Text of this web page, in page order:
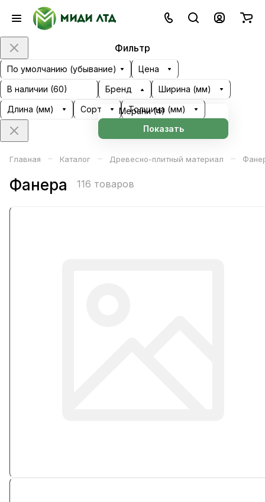
Фильтр
По умолчанию (убывание)
Цена
В наличии (60) Бренд
Мерани (4)
Показать
Ширина (мм)
Длина (мм)
Сорт Толщина (мм)
Главная – Каталог – Древесно-плитный материал –
Фанера 116 товаров